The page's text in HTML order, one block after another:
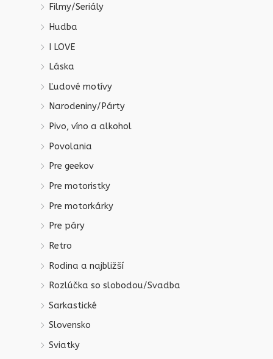
Filmy/Seriály
Hudba
I LOVE
Láska
Ľudové motívy
Narodeniny/Párty
Pivo, víno a alkohol
Povolania
Pre geekov
Pre motoristky
Pre motorkárky
Pre páry
Retro
Rodina a najbližší
Rozlúčka so slobodou/Svadba
Sarkastické
Slovensko
Sviatky